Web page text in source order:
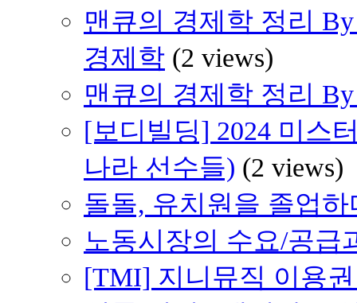
맨큐의 경제학 정리
경제학 (2 views)
맨큐의 경제학 정리
[보디빌딩] 2024 미스
나라 선수들) (2 views)
돌돌, 유치원을 졸업하
노동시장의 수요/공급
[TMI] 지니뮤직 이용